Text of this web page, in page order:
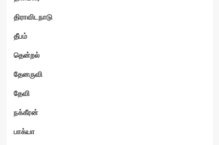
திராவிடநாடு
தீபம்
தென்றல்
தேனருவி
தேவி
நக்கீரன்
பாக்யா